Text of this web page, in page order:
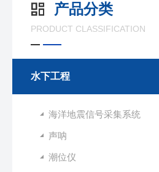
产品分类
PRODUCT CLASSIFICATION
水下工程
海洋地震信号采集系统
声呐
潮位仪